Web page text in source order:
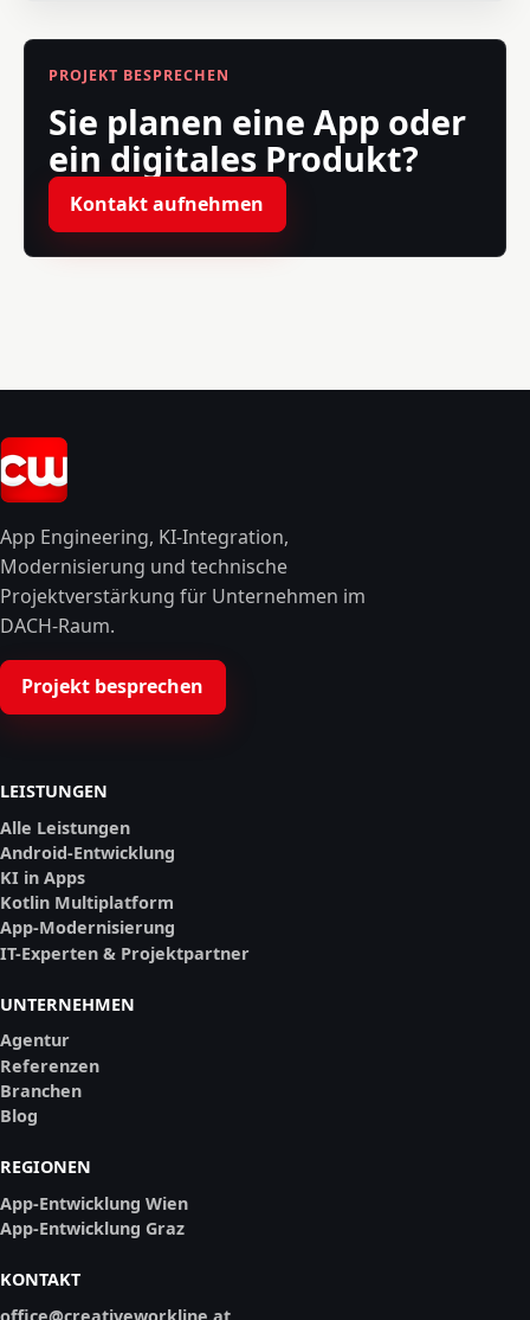
PROJEKT BESPRECHEN
Sie planen eine App oder
ein digitales Produkt?
Kontakt aufnehmen
App Engineering, KI-Integration,
Modernisierung und technische
Projektverstärkung für Unternehmen im
DACH-Raum.
Projekt besprechen
LEISTUNGEN
Alle Leistungen
Android-Entwicklung
KI in Apps
Kotlin Multiplatform
App-Modernisierung
IT-Experten & Projektpartner
UNTERNEHMEN
Agentur
Referenzen
Branchen
Blog
REGIONEN
App-Entwicklung Wien
App-Entwicklung Graz
KONTAKT
office@creativeworkline.at